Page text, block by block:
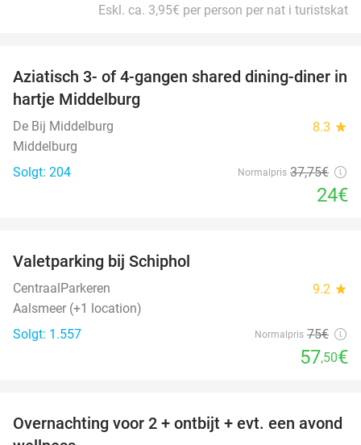
Eskl. ca. 3,95€ per person per nat i turistskat
36%
Aziatisch 3- of 4-gangen shared dining-diner in
hartje Middelburg
De Bij Middelburg 8.3 star
Middelburg
Solgt: 204
Normalpris 37,75€
24€
Valetparking bij Schiphol
CentraalParkeren 9.2 star
Aalsmeer (+1 location)
Solgt: 1.557
Normalpris 75€
57,50€
21%
Overnachting voor 2 + ontbijt + evt. een avond